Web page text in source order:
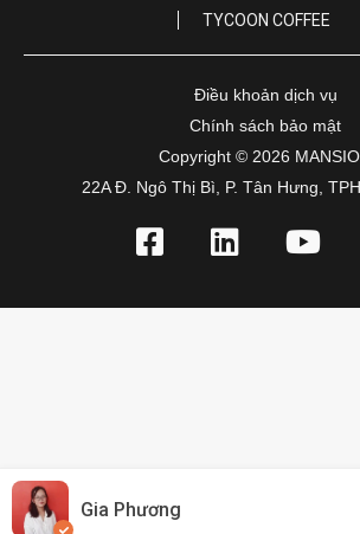
TYCOON COFFEE
Điều khoản dịch vụ
Chính sách bảo mật
Copyright © 2026
22A Đ. Ngô Thị Bì, P. Tân Hưng,
Gia Phương